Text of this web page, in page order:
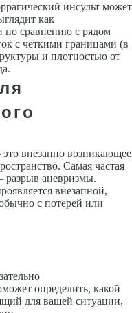
инсульт может
как
по сравнению с рядом
с четкими границами (в
и плотностью от
внезапно возникающее
Самая частая
разрыв аневризмы.
внезапной,
с потерей или
определить, какой
для вашей ситуации,